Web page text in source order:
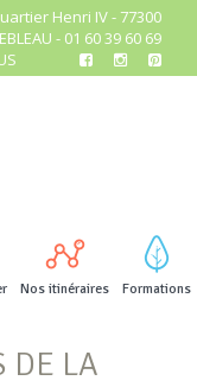
Henri IV - 77300
- 01 60 39 60 69
Nos itinéraires Formations
DE LA